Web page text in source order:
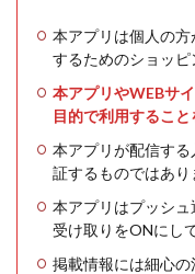
本アプリは個人の
するためのショッピ
本アプリやWEBサ
目的で利用すること
本アプリが配信す
証するものではあり
本アプリはプッシ
受け取りをONにし
掲載情報には細心